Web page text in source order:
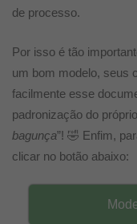
de processo.
Por isso é tão
um bom modelo, seus
facilmente esse
padronização do
bagunça”! 🤣 Enfim,
clicar no botão abaixo: